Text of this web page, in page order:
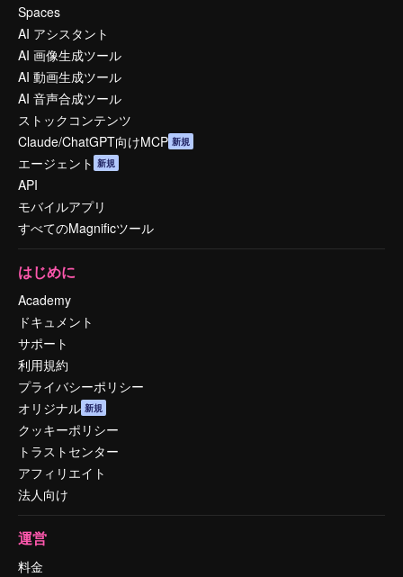
Spaces
AI アシスタント
AI 画像生成ツール
AI 動画生成ツール
AI 音声合成ツール
ストックコンテンツ
Claude/ChatGPT向けMCP 新規
エージェント 新規
API
モバイルアプリ
すべてのMagnificツール
はじめに
Academy
ドキュメント
サポート
利用規約
プライバシーポリシー
オリジナル 新規
クッキーポリシー
トラストセンター
アフィリエイト
法人向け
運営
料金